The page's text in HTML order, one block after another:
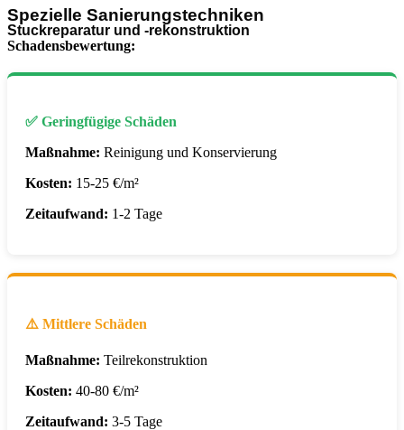
Spezielle Sanierungstechniken
Stuckreparatur und -rekonstruktion
Schadensbewertung:
✅ Geringfügige Schäden
Maßnahme: Reinigung und Konservierung
Kosten: 15-25 €/m²
Zeitaufwand: 1-2 Tage
⚠️ Mittlere Schäden
Maßnahme: Teilrekonstruktion
Kosten: 40-80 €/m²
Zeitaufwand: 3-5 Tage